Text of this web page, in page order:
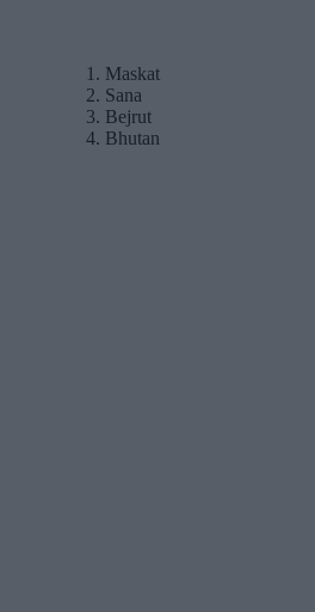
Maskat
Sana
Bejrut
Bhutan